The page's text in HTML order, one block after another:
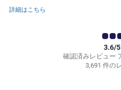
詳細はこちら
確認済みレビュー
3.6/5
3,691 件の